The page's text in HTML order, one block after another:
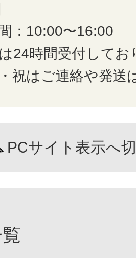
：10:00〜16:00
24時間受付してお
祝はご連絡や発送
PCサイト表示へ